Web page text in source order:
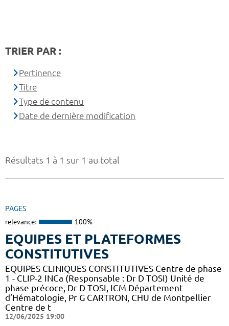
Résultats 1 à 1 sur 1 au total
PAGES
relevance: 100%
EQUIPES ET PLATEFORMES
CONSTITUTIVES
EQUIPES CLINIQUES CONSTITUTIVES Centre de phase
1 - CLIP-2 INCa (Responsable : Dr D TOSI) Unité de
phase précoce, Dr D TOSI, ICM Département
d’Hématologie, Pr G CARTRON, CHU de Montpellier
Centre de t
12/06/2025 19:00
TRIER PAR :
Pertinence
Titre
Type de contenu
Date de dernière modification